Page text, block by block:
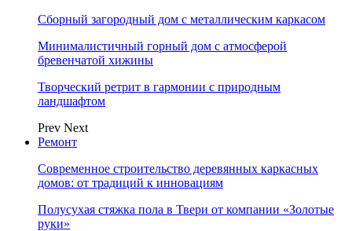
Сборный загородный дом с металлическим каркасом
Минималистичный горный дом с атмосферой
бревенчатой хижины
Творческий ретрит в гармонии с природным
ландшафтом
Prev Next
Ремонт
Современное строительство деревянных каркасных
домов: от традиций к инновациям
Полусухая стяжка пола в Твери от компании «Золотые
руки»